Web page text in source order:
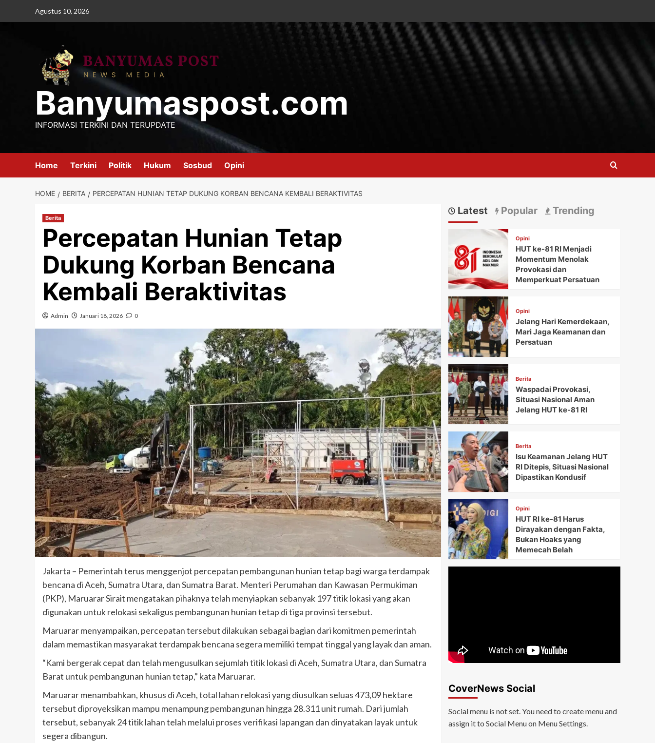
Agustus 10, 2026
Banyumaspost.com
INFORMASI TERKINI DAN TERUPDATE
Home Terkini Politik Hukum Sosbud Opini
HOME BERITA PERCEPATAN HUNIAN TETAP DUKUNG KORBAN BENCANA KEMBALI BERAKTIVITAS
Berita
Percepatan Hunian Tetap
Dukung Korban Bencana
Kembali Beraktivitas
Admin Januari 18, 2026 0
Jakarta – Pemerintah terus menggenjot percepatan pembangunan hunian tetap bagi warga terdampak
bencana di Aceh, Sumatra Utara, dan Sumatra Barat. Menteri Perumahan dan Kawasan Permukiman
(PKP), Maruarar Sirait mengatakan pihaknya telah menyiapkan sebanyak 197 titik lokasi yang akan
digunakan untuk relokasi sekaligus pembangunan hunian tetap di tiga provinsi tersebut.
Maruarar menyampaikan, percepatan tersebut dilakukan sebagai bagian dari komitmen pemerintah
dalam memastikan masyarakat terdampak bencana segera memiliki tempat tinggal yang layak dan aman.
“Kami bergerak cepat dan telah mengusulkan sejumlah titik lokasi di Aceh, Sumatra Utara, dan Sumatra
Barat untuk pembangunan hunian tetap,” kata Maruarar.
Maruarar menambahkan, khusus di Aceh, total lahan relokasi yang diusulkan seluas 473,09 hektare
tersebut diproyeksikan mampu menampung pembangunan hingga 28.311 unit rumah. Dari jumlah
tersebut, sebanyak 24 titik lahan telah melalui proses verifikasi lapangan dan dinyatakan layak untuk
segera dibangun.
Latest Popular Trending
Opini
HUT ke-81 RI Menjadi
Momentum Menolak
Provokasi dan
Memperkuat Persatuan
Opini
Jelang Hari Kemerdekaan,
Mari Jaga Keamanan dan
Persatuan
Berita
Waspadai Provokasi,
Situasi Nasional Aman
Jelang HUT ke-81 RI
Berita
Isu Keamanan Jelang HUT
RI Ditepis, Situasi Nasional
Dipastikan Kondusif
Opini
HUT RI ke-81 Harus
Dirayakan dengan Fakta,
Bukan Hoaks yang
Memecah Belah
CoverNews Social
Social menu is not set. You need to create menu and
assign it to Social Menu on Menu Settings.